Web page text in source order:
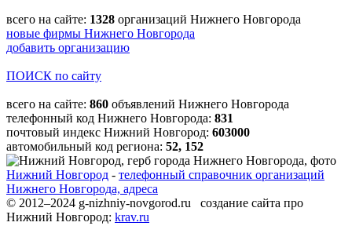
всего на сайте: 1328 организаций Нижнего Новгорода
новые фирмы Нижнего Новгорода
добавить организацию
ПОИСК по сайту
всего на сайте: 860 объявлений Нижнего Новгорода
телефонный код Нижнего Новгорода: 831
почтовый индекс Нижний Новгород: 603000
автомобильный код региона: 52, 152
Нижний Новгород - телефонный справочник организаций
Нижнего Новгорода, адреса
© 2012–2024 g-nizhniy-novgorod.ru создание сайта про
Нижний Новгород: krav.ru